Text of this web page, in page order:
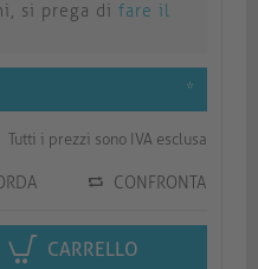
si prega di fare il
*
Tutti i prezzi sono IVA esclusa
CONFRONTA
CARRELLO